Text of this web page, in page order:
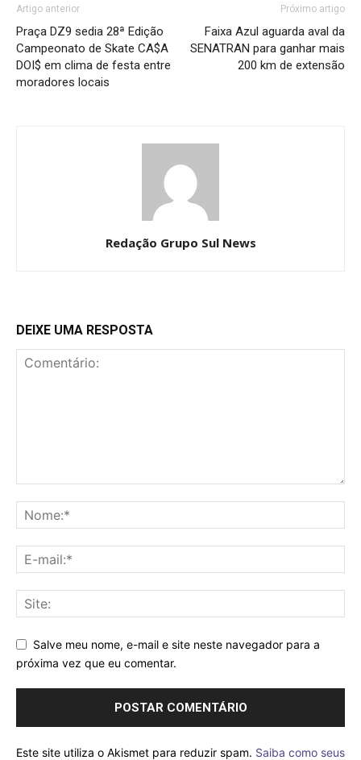
Artigo anterior
Praça DZ9 sedia 28ª Edição
Campeonato de Skate CA$A
DOI$ em clima de festa entre
moradores locais
Próximo artigo
Faixa Azul aguarda aval da
SENATRAN para ganhar mais
200 km de extensão
Redação Grupo Sul News
DEIXE UMA RESPOSTA
Salve meu nome, e-mail e site neste navegador para a
próxima vez que eu comentar.
Este site utiliza o Akismet para reduzir spam. Saiba como seus